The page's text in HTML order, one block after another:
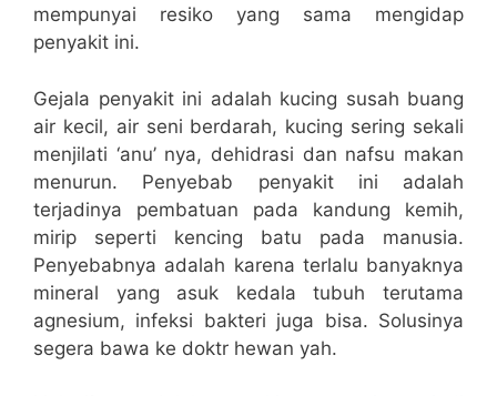
mempunyai resiko yang sama mengidap
penyakit ini.
Gejala penyakit ini adalah kucing susah buang
air kecil, air seni berdarah, kucing sering sekali
menjilati ‘anu’ nya, dehidrasi dan nafsu makan
menurun. Penyebab penyakit ini adalah
terjadinya pembatuan pada kandung kemih,
mirip seperti kencing batu pada manusia.
Penyebabnya adalah karena terlalu banyaknya
mineral yang asuk kedala tubuh terutama
agnesium, infeksi bakteri juga bisa. Solusinya
segera bawa ke doktr hewan yah.